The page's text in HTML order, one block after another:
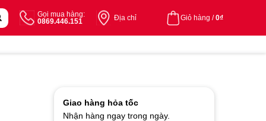
Gọi mua hàng:
0869.446.151
Địa chỉ Giỏ hàng /0₫
Giao hàng hỏa tốc
Nhận hàng ngay trong ngày.